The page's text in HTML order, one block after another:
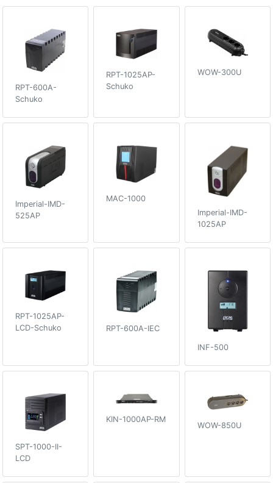
RPT-600A-
Schuko
RPT-1025AP-
Schuko
WOW-300U
Imperial-IMD-
525AP
MAC-1000
Imperial-IMD-
1025AP
RPT-1025AP-
LCD-Schuko
RPT-600A-IEC
INF-500
SPT-1000-II-
LCD
KIN-1000AP-RM
WOW-850U